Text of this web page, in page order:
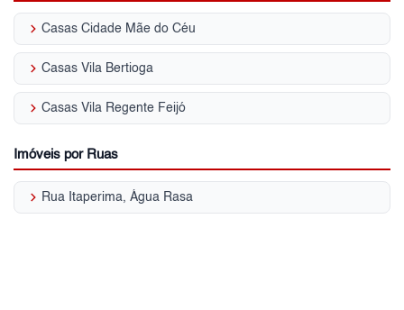
keyboard_arrow_right Casas Cidade Mãe do Céu
keyboard_arrow_right Casas Vila Bertioga
keyboard_arrow_right Casas Vila Regente Feijó
Imóveis por Ruas
keyboard_arrow_right Rua Itaperima, Água Rasa